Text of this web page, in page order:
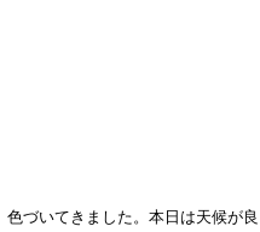
色づいてきました。本日は天候が